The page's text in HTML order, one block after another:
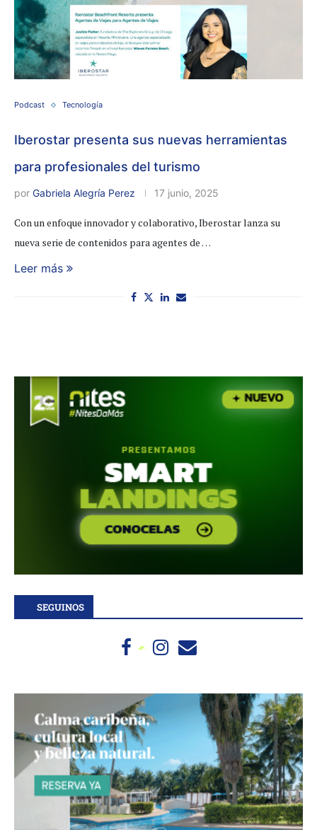
Podcast Tecnología
Iberostar presenta sus nuevas herramientas
para profesionales del turismo
por Gabriela Alegría Perez 17 junio, 2025
Con un enfoque innovador y colaborativo, Iberostar lanza su
nueva serie de contenidos para agentes de …
Leer más
SEGUINOS